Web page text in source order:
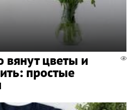
вянут цветы и
простые